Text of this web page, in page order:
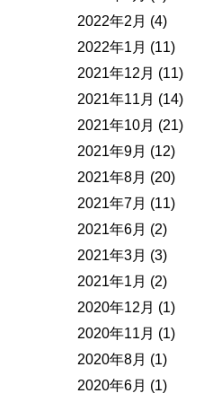
2022年2月 (4)
2022年1月 (11)
2021年12月 (11)
2021年11月 (14)
2021年10月 (21)
2021年9月 (12)
2021年8月 (20)
2021年7月 (11)
2021年6月 (2)
2021年3月 (3)
2021年1月 (2)
2020年12月 (1)
2020年11月 (1)
2020年8月 (1)
2020年6月 (1)